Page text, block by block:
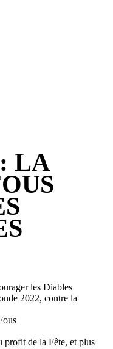
LA
les Diables
2022, contre la
profit de la Fête, et plus